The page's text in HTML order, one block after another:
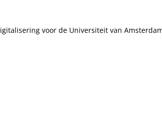
voor de Universiteit van